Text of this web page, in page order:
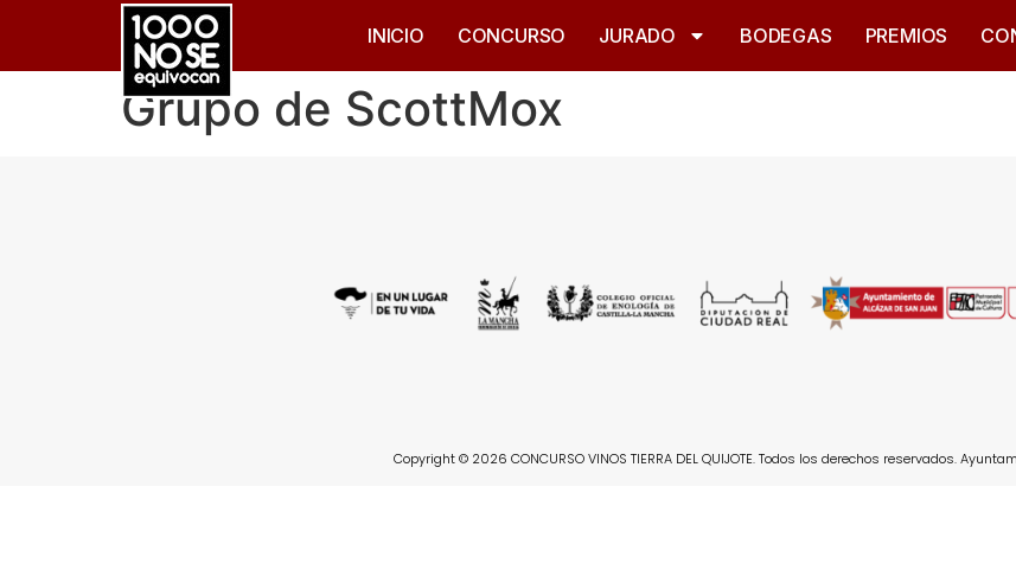
INICIO CONCURSO JURADO BODEGAS PREMIOS
Grupo de ScottMox
Copyright © 2026 CONCURSO VINOS TIERRA DEL QUIJOTE. Todos los derechos reservados.